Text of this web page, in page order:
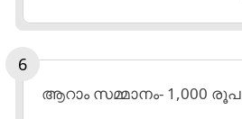
ആറാം സമ്മാനം- 1,000 രൂപ